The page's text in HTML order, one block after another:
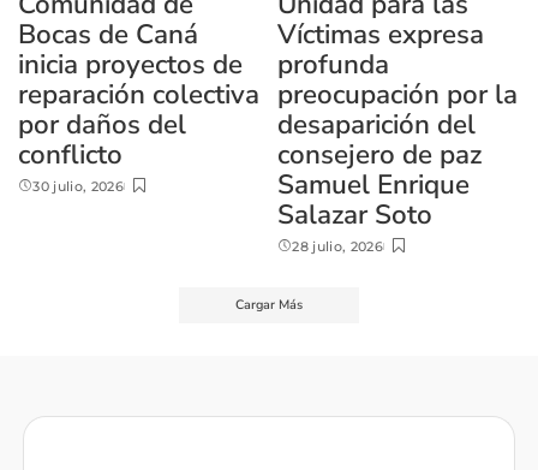
Bocas de Caná
inicia proyectos de
reparación colectiva
por daños del
conflicto
30 julio, 2026
Víctimas expresa
profunda
preocupación por la
desaparición del
consejero de paz
Samuel Enrique
Salazar Soto
28 julio, 2026
Cargar Más